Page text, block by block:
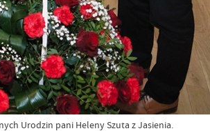
Urodzin pani Heleny Szuta z Jasienia.